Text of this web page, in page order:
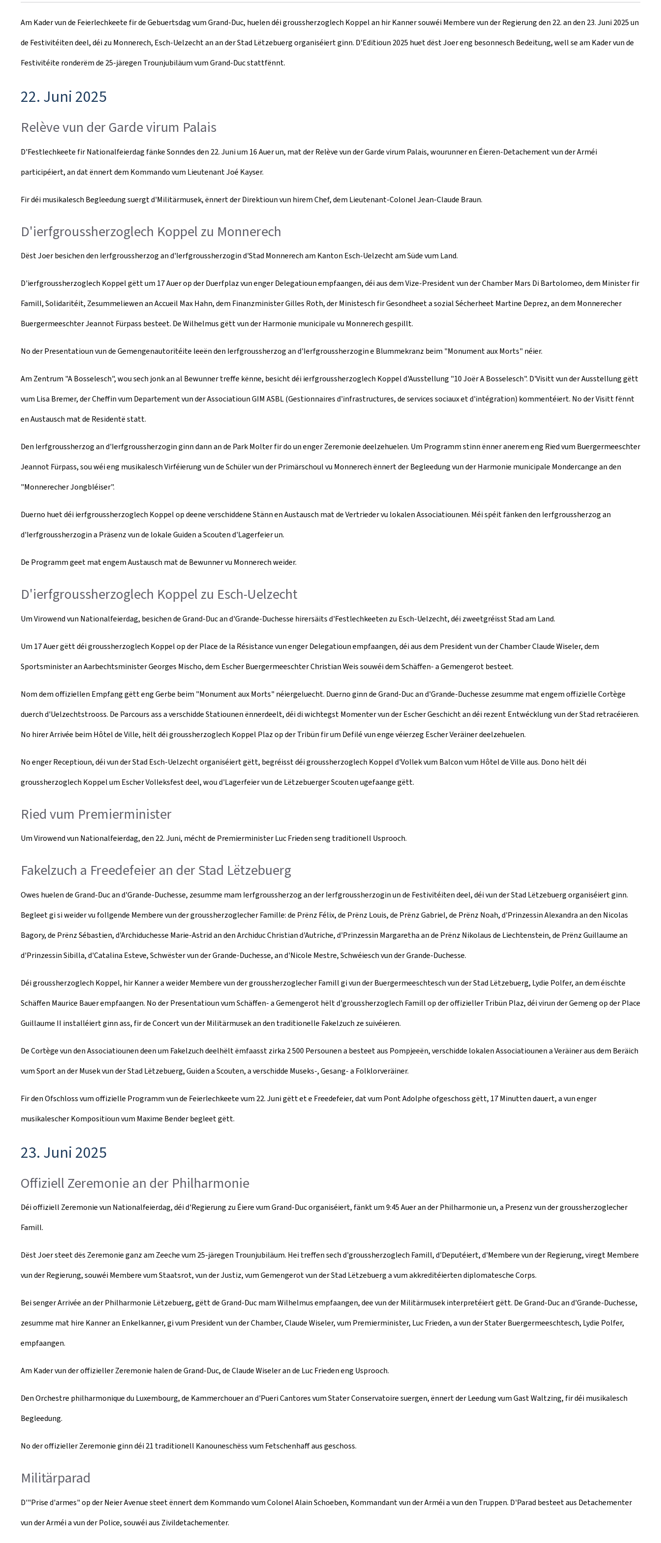
r
e
a
t
d
o
Am Kader vun de Feierlechkeete fir de Gebuertsdag vum Grand-Duc, huelen déi groussherzoglech Koppel an hir Kanner souwéi Membere vun der Regierung den 22. an den 23. Juni 2025 un
de Festivitéiten deel, déi zu Monnerech, Esch-Uelzecht an an der Stad Lëtzebuerg organiséiert ginn. D'Editioun 2025 huet dëst Joer eng besonnesch Bedeitung, well se am Kader vun de
Festivitéite ronderëm de 25-järegen Trounjubiläum vum Grand-Duc stattfënnt.
22. Juni 2025
Relève vun der Garde virum Palais
D'Festlechkeete fir Nationalfeierdag fänke Sonndes den 22. Juni um 16 Auer un, mat der Relève vun der Garde virum Palais, wourunner en Éieren-Detachement vun der Arméi
participéiert, an dat ënnert dem Kommando vum Lieutenant Joé Kayser.
Fir déi musikalesch Begleedung suergt d'Militärmusek, ënnert der Direktioun vun hirem Chef, dem Lieutenant-Colonel Jean-Claude Braun.
D'ierfgroussherzoglech Koppel zu Monnerech
Dëst Joer besichen den Ierfgroussherzog an d'Ierfgroussherzogin d'Stad Monnerech am Kanton Esch-Uelzecht am Süde vum Land.
D'ierfgroussherzoglech Koppel gëtt um 17 Auer op der Duerfplaz vun enger Delegatioun empfaangen, déi aus dem Vize-President vun der Chamber Mars Di Bartolomeo, dem Minister fir
Famill, Solidaritéit, Zesummeliewen an Accueil Max Hahn, dem Finanzminister Gilles Roth, der Ministesch fir Gesondheet a sozial Sécherheet Martine Deprez, an dem Monnerecher
Buergermeeschter Jeannot Fürpass besteet. De Wilhelmus gëtt vun der Harmonie municipale vu Monnerech gespillt.
No der Presentatioun vun de Gemengenautoritéite leeën den Ierfgroussherzog an d'Ierfgroussherzogin e Blummekranz beim "Monument aux Morts" néier.
Am Zentrum "A Bosselesch", wou sech jonk an al Bewunner treffe kënne, besicht déi ierfgroussherzoglech Koppel d'Ausstellung "10 JoërA Bosselesch". D'Visitt vun der Ausstellung gëtt
vum Lisa Bremer, der Cheffin vum Departement vun der Associatioun GIM ASBL (Gestionnaires d'infrastructures, de services sociaux et d'intégration) kommentéiert. No der Visitt fënnt
en Austausch mat de Residentë statt.
Den Ierfgroussherzog an d'Ierfgroussherzogin ginn dann an de Park Molter fir do un enger Zeremonie deelzehuelen. Um Programm stinn ënner anerem eng Ried vum Buergermeeschter
Jeannot Fürpass, sou wéi eng musikalesch Virféierung vun de Schüler vun der Primärschoul vu Monnerech ënnert der Begleedung vun der Harmonie municipale Mondercange an den
"Monnerecher Jongbléiser".
Duerno huet déi ierfgroussherzoglech Koppel op deene verschiddene Stänn en Austausch mat de Vertrieder vu lokalen Associatiounen. Méi spéit fänken den Ierfgroussherzog an
d'Ierfgroussherzogin a Präsenz vun de lokale Guiden a Scouten d'Lagerfeier un.
De Programm geet mat engem Austausch mat de Bewunner vu Monnerech weider.
D'ierfgroussherzoglech Koppel zu Esch-Uelzecht
Um Virowend vun Nationalfeierdag, besichen de Grand-Duc an d'Grande-Duchesse hirersäits d'Festlechkeeten zu Esch-Uelzecht, déi zweetgréisst Stad am Land.
Um 17 Auer gëtt déi groussherzoglech Koppel op der Place de la Résistance vun enger Delegatioun empfaangen, déi aus dem President vun der Chamber Claude Wiseler, dem
Sportsminister an Aarbechtsminister Georges Mischo, dem Escher Buergermeeschter Christian Weis souwéi dem Schäffen- a Gemengerot besteet.
Nom dem offiziellen Empfang gëtt eng Gerbe beim "Monument aux Morts" néiergeluecht. Duerno ginn de Grand-Duc an d'Grande-Duchesse zesumme mat engem offizielle Cortège
duerch d'Uelzechtstrooss. De Parcours ass a verschidde Statiounen ënnerdeelt, déi di wichtegst Momenter vun der Escher Geschicht an déi rezent Entwécklung vun der Stad retracéieren.
No hirer Arrivée beim Hôtel de Ville, hëlt déi groussherzoglech Koppel Plaz op der Tribün fir um Defilé vun enge véierzeg Escher Veräiner deelzehuelen.
No enger Receptioun, déi vun der Stad Esch-Uelzecht organiséiert gëtt, begréisst déi groussherzoglech Koppel d'Vollek vum Balcon vum Hôtel de Ville aus. Dono hëlt déi
groussherzoglech Koppel um Escher Volleksfest deel, wou d'Lagerfeier vun de Lëtzebuerger Scouten ugefaange gëtt.
Ried vum Premierminister
Um Virowend vun Nationalfeierdag, den 22. Juni, mécht de Premierminister Luc Frieden seng traditionell Usprooch.
Fakelzuch a Freedefeier an der Stad Lëtzebuerg
Owes huelen de Grand-Duc an d'Grande-Duchesse, zesumme mam Ierfgroussherzog an der Ierfgroussherzogin un de Festivitéiten deel, déi vun der Stad Lëtzebuerg organiséiert ginn.
Begleet gi si weider vu follgende Membere vun der groussherzoglecher Famille: de Prënz Félix, de Prënz Louis, de Prënz Gabriel, de Prënz Noah, d'Prinzessin Alexandra an den Nicolas
Bagory, de Prënz Sébastien, d'Archiduchesse Marie-Astrid an den Archiduc Christian d'Autriche, d'Prinzessin Margaretha an de Prënz Nikolaus de Liechtenstein, de Prënz Guillaume an
d'Prinzessin Sibilla, d'Catalina Esteve, Schwëster vun der Grande-Duchesse, an d'Nicole Mestre, Schwéiesch vun der Grande-Duchesse.
Déi groussherzoglech Koppel, hir Kanner a weider Membere vun der groussherzoglecher Famill gi vun der Buergermeeschtesch vun der Stad Lëtzebuerg, Lydie Polfer, an dem éischte
Schäffen Maurice Bauer empfaangen. No der Presentatioun vum Schäffen- a Gemengerot hëlt d'groussherzoglech Famill op der offizieller Tribün Plaz, déi virun der Gemeng op der Place
Guillaume II installéiert ginn ass, fir de Concert vun der Militärmusek an den traditionelle Fakelzuch ze suivéieren.
De Cortège vun den Associatiounen deen um Fakelzuch deelhëlt ëmfaasst zirka 2 500 Persounen a besteet aus Pompjeeën, verschidde lokalen Associatiounen a Veräiner aus dem Beräich
vum Sport an der Musek vun der Stad Lëtzebuerg, Guiden a Scouten, a verschidde Museks-, Gesang- a Folklorveräiner.
Fir den Ofschloss vum offizielle Programm vun de Feierlechkeete vum 22. Juni gëtt et e Freedefeier, dat vum Pont Adolphe ofgeschoss gëtt, 17 Minutten dauert, a vun enger
musikalescher Kompositioun vum Maxime Bender begleet gëtt.
23. Juni 2025
Offiziell Zeremonie an der Philharmonie
Déi offiziell Zeremonie vun Nationalfeierdag, déi d'Regierung zu Éiere vum Grand-Duc organiséiert, fänkt um 9:45 Auer an der Philharmonie un, a Presenz vun der groussherzoglecher
Famill.
Dëst Joer steet dës Zeremonie ganz am Zeeche vum 25-järegen Trounjubiläum. Hei treffen sech d'groussherzoglech Famill, d'Deputéiert, d'Membere vun der Regierung, viregt Membere
vun der Regierung, souwéi Membere vum Staatsrot, vun der Justiz, vum Gemengerot vun der Stad Lëtzebuerg a vum akkreditéierten diplomatesche Corps.
Bei senger Arrivée an der Philharmonie Lëtzebuerg, gëtt de Grand-Duc mam Wilhelmus empfaangen, dee vun der Militärmusek interpretéiert gëtt. De Grand-Duc an d'Grande-Duchesse,
zesumme mat hire Kanner an Enkelkanner, gi vum President vun der Chamber, Claude Wiseler, vum Premierminister, Luc Frieden, a vun der Stater Buergermeeschtesch, Lydie Polfer,
empfaangen.
Am Kader vun der offizieller Zeremonie halen de Grand-Duc, de Claude Wiseler an de Luc Frieden eng Usprooch.
Den Orchestre philharmonique du Luxembourg, de Kammerchouer an d'Pueri Cantores vum Stater Conservatoire suergen, ënnert der Leedung vum Gast Waltzing, fir déi musikalesch
Begleedung.
No der offizieller Zeremonie ginn déi 21 traditionell Kanouneschëss vum Fetschenhaff aus geschoss.
Militärparad
D'"Prise d'armes" op der Neier Avenue steet ënnert dem Kommando vum Colonel Alain Schoeben, Kommandant vun der Arméi a vun den Truppen. D'Parad besteet aus Detachementer
vun der Arméi a vun der Police, souwéi aus Zivildetachementer.